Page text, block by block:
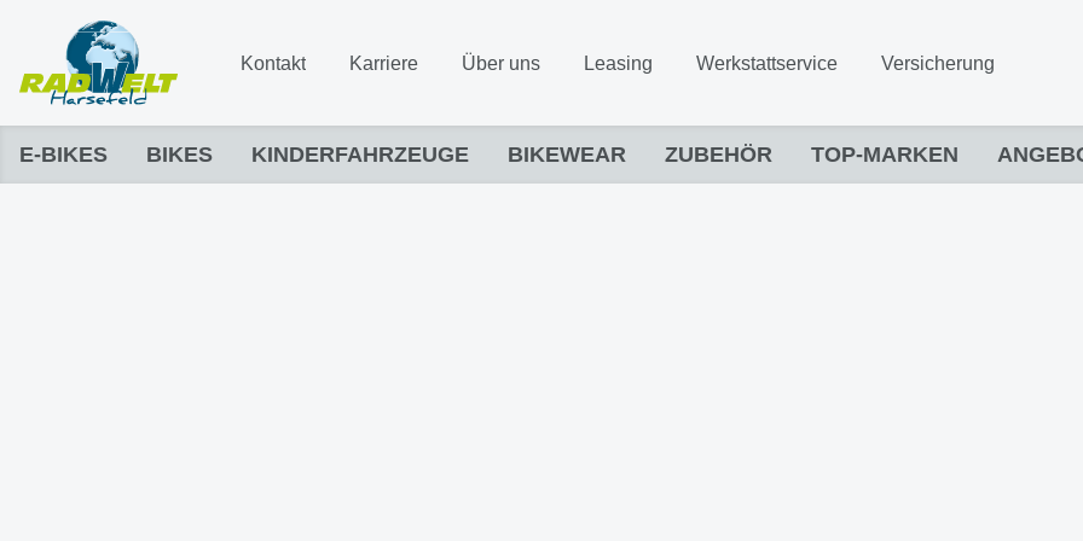
Kontakt Karriere Über uns Leasing Werkstattservice Versicherung
E-BIKES BIKES KINDERFAHRZEUGE BIKEWEAR ZUBEHÖR TOP-MARKEN